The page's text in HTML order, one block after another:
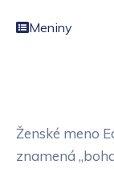
Meniny
Ženské meno
znamená